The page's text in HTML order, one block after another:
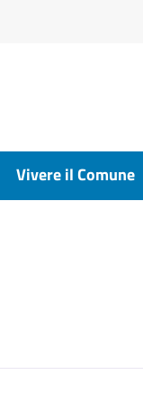
Vivere il Comune